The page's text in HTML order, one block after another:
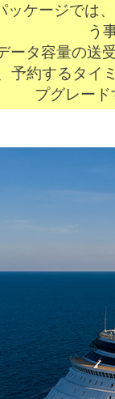
ケージでは
う
ータ容量の送
予約するタ
プグレー